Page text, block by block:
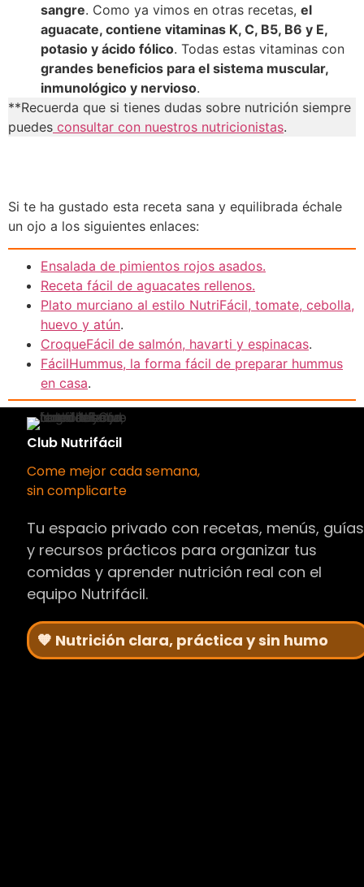
sangre. Como ya vimos en otras recetas, el
aguacate, contiene vitaminas K, C, B5, B6 y E,
potasio y ácido fólico. Todas estas vitaminas con
grandes beneficios para el sistema muscular,
inmunológico y nervioso.
**Recuerda que si tienes dudas sobre nutrición siempre
puedes consultar con nuestros nutricionistas.
Si te ha gustado esta receta sana y equilibrada échale
un ojo a los siguientes enlaces:
Ensalada de pimientos rojos asados.
Receta fácil de aguacates rellenos.
Plato murciano al estilo NutriFácil, tomate, cebolla,
huevo y atún.
CroqueFácil de salmón, havarti y espinacas.
FácilHummus, la forma fácil de preparar hummus
en casa.
Club Nutrifácil
Come mejor cada semana,
sin complicarte
Tu espacio privado con recetas, menús, guías
y recursos prácticos para organizar tus
comidas y aprender nutrición real con el
equipo Nutrifácil.
🧡 Nutrición clara, práctica y sin humo